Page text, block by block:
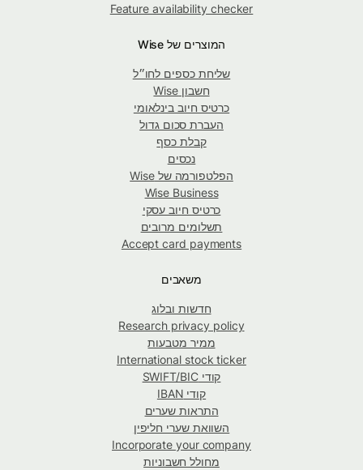
Feature availability checker
המוצרים של Wise
שליחת כספים לחו״ל
חשבון Wise
כרטיס חיוב בינלאומי
העברת סכום גדול
קבלת כסף
נכסים
הפלטפורמה של Wise
Wise Business
כרטיס חיוב עסקי
תשלומים מרובים
Accept card payments
משאבים
חדשות ובלוג
Research privacy policy
ממיר מטבעות
International stock ticker
קודי SWIFT/BIC
קודי IBAN
התראות שערים
השוואת שערי חליפין
Incorporate your company
מחולל חשבוניות